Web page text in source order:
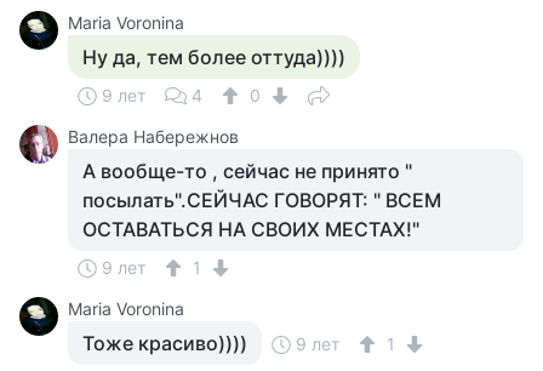
Maria Voronina
Ну да, тем более оттуда))))
9 лет 4
0
Валера Набережнов
А вообще-то , сейчас не принято "
посылать".СЕЙЧАС ГОВОРЯТ: " ВСЕМ
ОСТАВАТЬСЯ НА СВОИХ МЕСТАХ!"
9 лет
1
Maria Voronina
Тоже красиво)))) 9 лет 1